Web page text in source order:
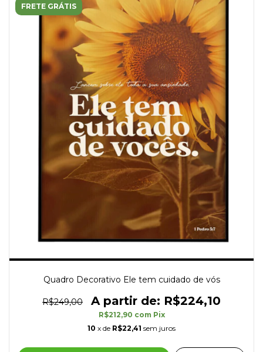
FRETE GRÁTIS
Quadro Decorativo Ele tem cuidado de vós
R$249,00 R$224,10
R$212,90 com Pix
10 x de R$22,41 sem juros